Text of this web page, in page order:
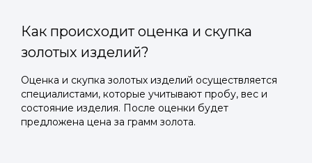
Как происходит оценка и скупка
золотых изделий?
Оценка и скупка золотых изделий осуществляется
специалистами, которые учитывают пробу, вес и
состояние изделия. После оценки будет
предложена цена за грамм золота.